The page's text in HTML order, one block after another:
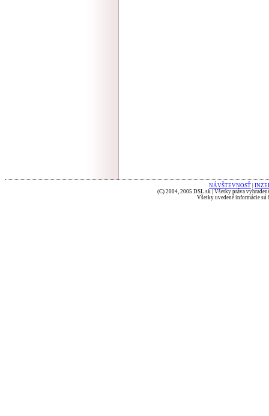
NÁVŠTEVNOSŤ
(C) 2004, 2005 DSL.sk | Všetky práva
Všetky uvedené informácie sú